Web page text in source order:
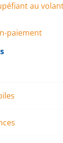
au
paiement